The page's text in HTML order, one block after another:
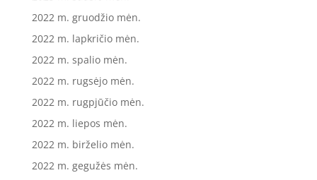
2022 m. gruodžio mėn.
2022 m. lapkričio mėn.
2022 m. spalio mėn.
2022 m. rugsėjo mėn.
2022 m. rugpjūčio mėn.
2022 m. liepos mėn.
2022 m. birželio mėn.
2022 m. gegužės mėn.